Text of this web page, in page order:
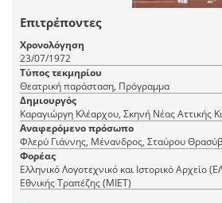
Επιτρέποντες
Χρονολόγηση
23/07/1972
Τύπος τεκμηρίου
Θεατρική παράσταση, Πρόγραμμα
Δημιουργός
Αναφερόμενο πρόσωπο
Φλερύ Γιάννης, Μένανδρος, Σταύρου
Φορέας
Ελληνικό Λογοτεχνικό και Ιστορικό Αρχείο
Εθνικής Τραπέζης (ΜΙΕΤ)